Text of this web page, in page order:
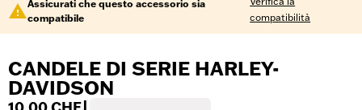
Assicurati che questo accessorio sia
compatibile
compatibilità
CANDELE DI SERIE HARLEY-
DAVIDSON